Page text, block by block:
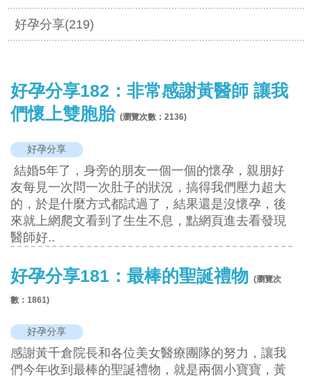
好孕分享(219)
好孕分享182：非常感謝黃醫師 讓我
們懷上雙胞胎 (瀏覽次數：2136)
好孕分享
結婚5年了，身旁的朋友一個一個的懷孕，親朋好
友每見一次問一次肚子的狀況，搞得我們壓力超大
的，於是什麼方式都試過了，結果還是沒懷孕，後
來就上網爬文看到了生生不息，點網頁進去看發現
醫師好..
好孕分享181：最棒的聖誕禮物 (瀏覽次
數：1861)
好孕分享
感謝黃千倉院長和各位美女醫療團隊的努力，讓我
們今年收到最棒的聖誕禮物，就是兩個小寶寶，黃